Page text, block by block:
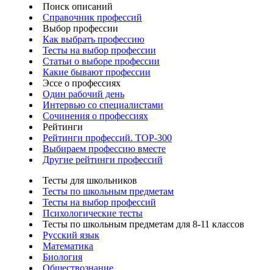
Поиск описаний
Справочник профессий
Выбор профессии
Как выбрать профессию
Тесты на выбор профессии
Статьи о выборе профессии
Какие бывают профессии
Эссе о профессиях
Один рабочий день
Интервью со специалистами
Сочинения о профессиях
Рейтинги
Рейтинги профессий. TOP-300
Выбираем профессию вместе
Другие рейтинги профессий
Тесты для школьников
Тесты по школьным предметам
Тесты на выбор профессий
Психологические тесты
Тесты по школьным предметам для 8-11 классов
Русский язык
Математика
Биология
Обществознание